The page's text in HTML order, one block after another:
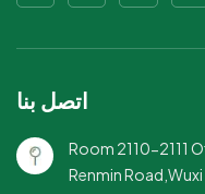
اتصل بنا
Room 2110-2111
Renmin